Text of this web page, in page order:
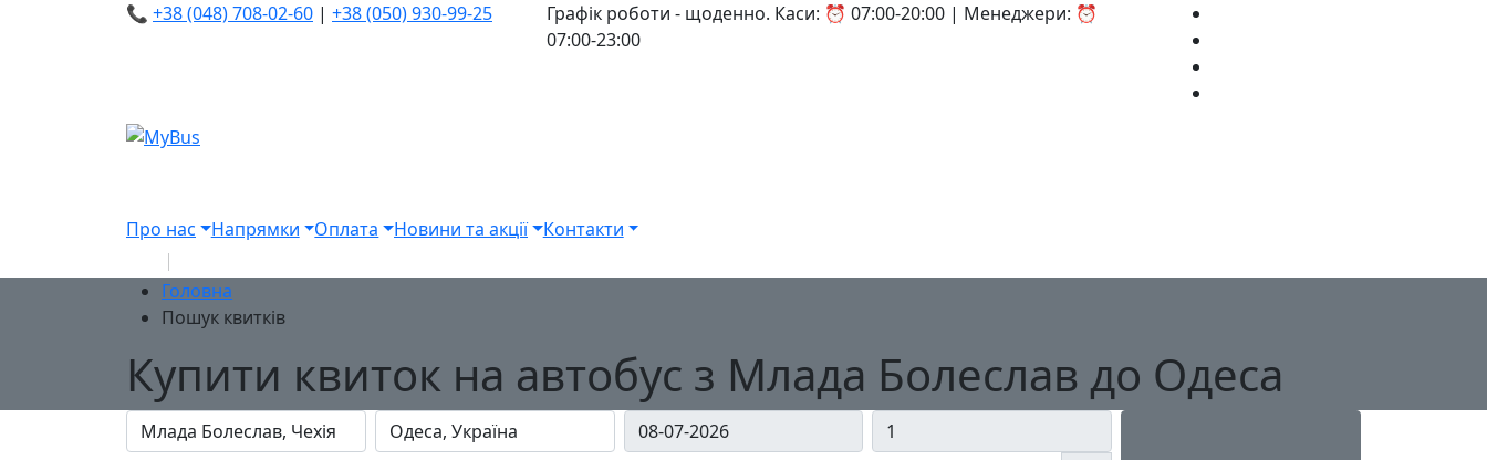
📞 +38 (048) 708-02-60 | +38 (050) 930-99-25
Графік роботи - щоденно. Каси: ⏰ 07:00-20:00 | Менеджери: ⏰
07:00-23:00
Про нас Напрямки Оплата Новини та акції Контакти
Головна
Пошук квитків
Купити квиток на автобус з Млада Болеслав до Одеса